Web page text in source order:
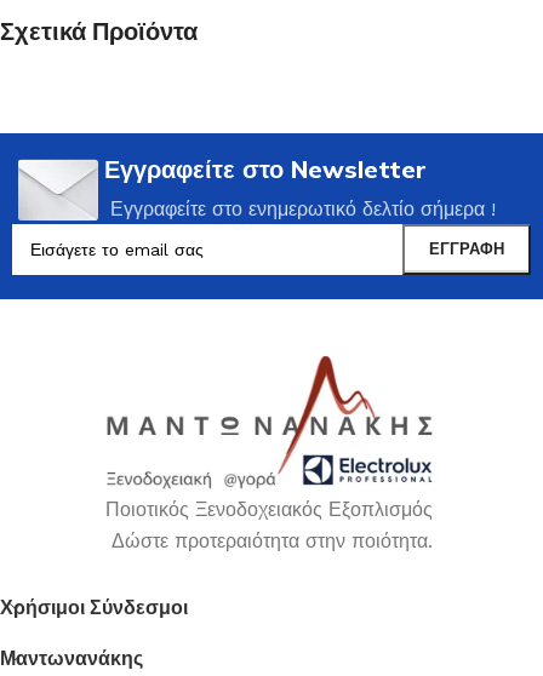
Σχετικά Προϊόντα
Εγγραφείτε στο Newsletter
Εγγραφείτε στο ενημερωτικό δελτίο σήμερα !
Ποιοτικός Ξενοδοχειακός Εξοπλισμός
Δώστε προτεραιότητα στην ποιότητα.
Χρήσιμοι Σύνδεσμοι
Μαντωνανάκης